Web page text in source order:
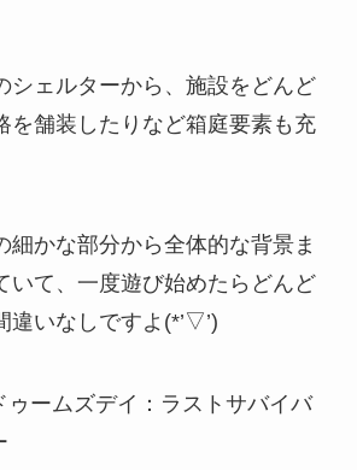
シェルターから、施設をどんど
を舗装したりなど箱庭要素も充
細かな部分から全体的な背景ま
いて 、一度遊び始めたらどんど
違いなしですよ(*’▽’)
ゥームズデイ：ラストサバイバ